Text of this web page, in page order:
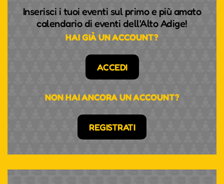
Inserisci i tuoi eventi sul primo e più amato
calendario di eventi dell'Alto Adige!
HAI GIÀ UN ACCOUNT?
ACCEDI
NON HAI ANCORA UN ACCOUNT?
REGISTRATI